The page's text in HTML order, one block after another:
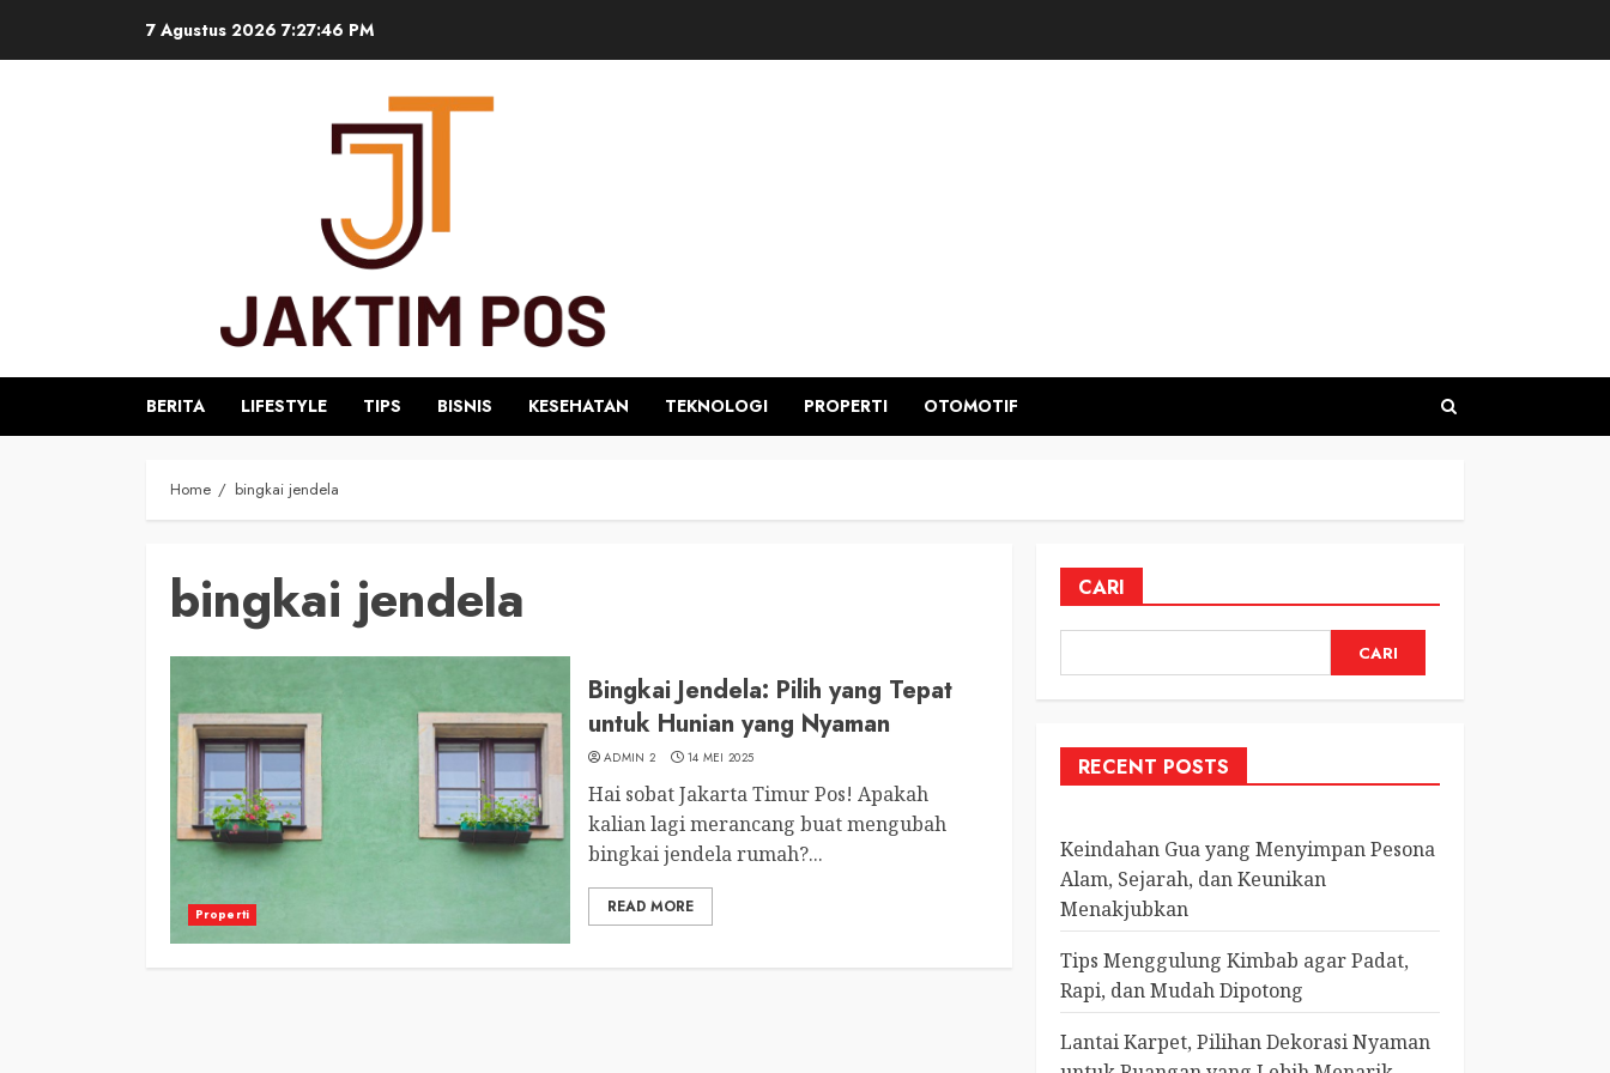
7 Agustus 2026 7:27:46 PM
BERITA LIFESTYLE TIPS BISNIS KESEHATAN TEKNOLOGI PROPERTI OTOMOTIF
Home bingkai jendela
bingkai jendela
Properti
Bingkai Jendela: Pilih yang Tepat
untuk Hunian yang Nyaman
ADMIN 2 14 MEI 2025
Hai sobat Jakarta Timur Pos! Apakah
kalian lagi merancang buat mengubah
bingkai jendela rumah?...
READ MORE
CARI
CARI
RECENT POSTS
Keindahan Gua yang Menyimpan Pesona
Alam, Sejarah, dan Keunikan
Menakjubkan
Tips Menggulung Kimbab agar Padat,
Rapi, dan Mudah Dipotong
Lantai Karpet, Pilihan Dekorasi Nyaman